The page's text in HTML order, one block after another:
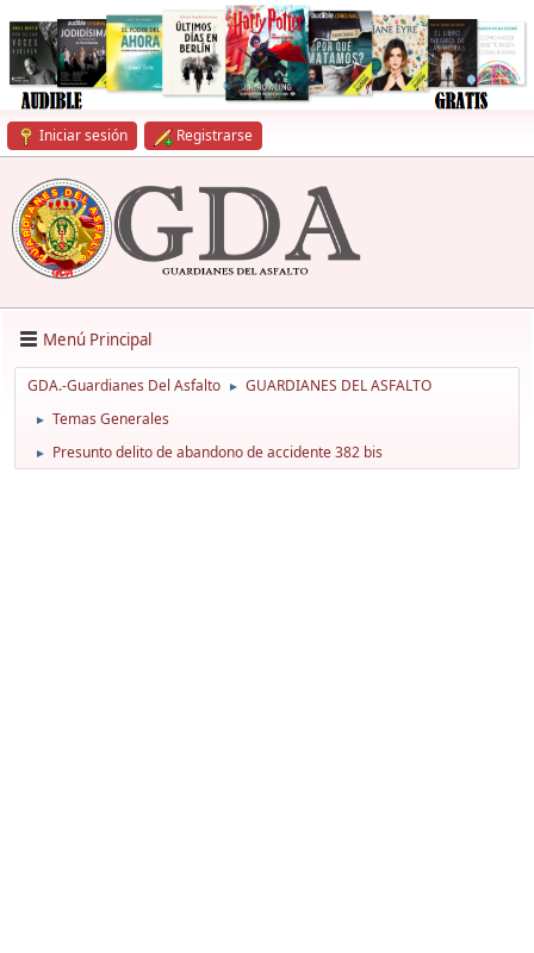
Iniciar sesión Registrarse
Menú Principal
GDA.-Guardianes Del Asfalto ► GUARDIANES DEL ASFALTO
► Temas Generales
► Presunto delito de abandono de accidente 382 bis